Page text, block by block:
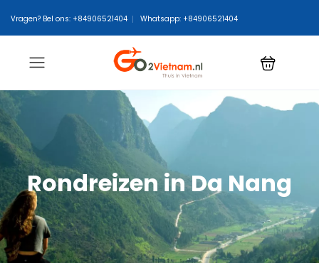
Vragen? Bel ons: +84906521404 Whatsapp: +84906521404
Rondreizen in Da Nang